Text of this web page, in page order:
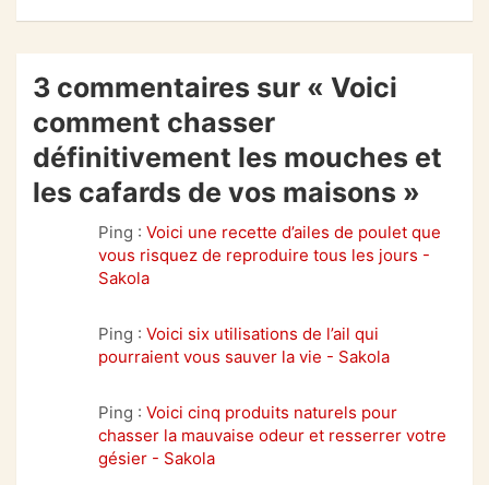
3 commentaires sur « Voici
comment chasser
définitivement les mouches et
les cafards de vos maisons »
Ping : Voici une recette d’ailes de poulet que
vous risquez de reproduire tous les jours -
Sakola
Ping : Voici six utilisations de l’ail qui
pourraient vous sauver la vie - Sakola
Ping : Voici cinq produits naturels pour
chasser la mauvaise odeur et resserrer votre
gésier - Sakola